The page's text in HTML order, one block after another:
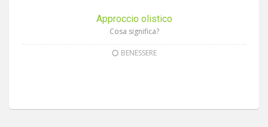
Approccio olistico
Cosa significa?
BENESSERE